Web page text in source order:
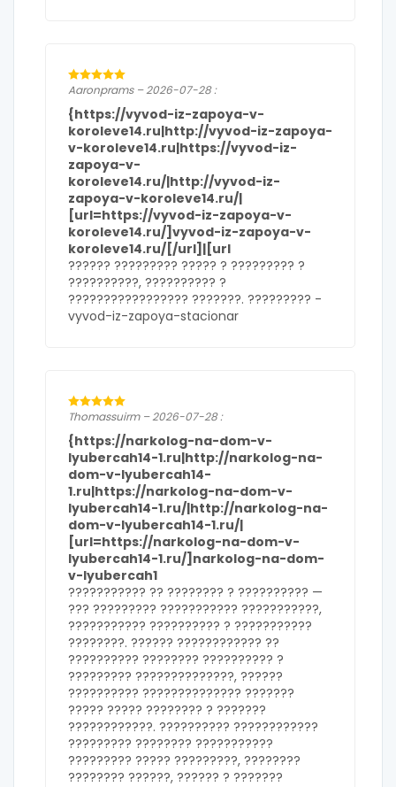
Aaronprams – 2026-07-28 :
{https://vyvod-iz-zapoya-v-
koroleve14.ru|http://vyvod-iz-zapoya-
v-koroleve14.ru|https://vyvod-iz-
zapoya-v-
koroleve14.ru/|http://vyvod-iz-
zapoya-v-koroleve14.ru/|
[url=https://vyvod-iz-zapoya-v-
koroleve14.ru/]vyvod-iz-zapoya-v-
koroleve14.ru/[/url]|[url
?????? ????????? ????? ? ????????? ?
??????????, ?????????? ?
????????????????? ???????. ????????? -
vyvod-iz-zapoya-stacionar
Thomassuirm – 2026-07-28 :
{https://narkolog-na-dom-v-
lyubercah14-1.ru|http://narkolog-na-
dom-v-lyubercah14-
1.ru|https://narkolog-na-dom-v-
lyubercah14-1.ru/|http://narkolog-na-
dom-v-lyubercah14-1.ru/|
[url=https://narkolog-na-dom-v-
lyubercah14-1.ru/]narkolog-na-dom-
v-lyubercah1
??????????? ?? ???????? ? ?????????? —
??? ????????? ??????????? ???????????,
??????????? ?????????? ? ???????????
????????. ?????? ???????????? ??
?????????? ???????? ?????????? ?
????????? ??????????????, ??????
?????????? ?????????????? ???????
????? ????? ???????? ? ???????
????????????. ?????????? ????????????
????????? ???????? ???????????
????????? ????? ?????????, ????????
???????? ??????, ?????? ? ???????